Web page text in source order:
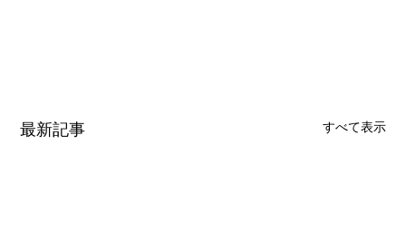
最新記事 すべて表示